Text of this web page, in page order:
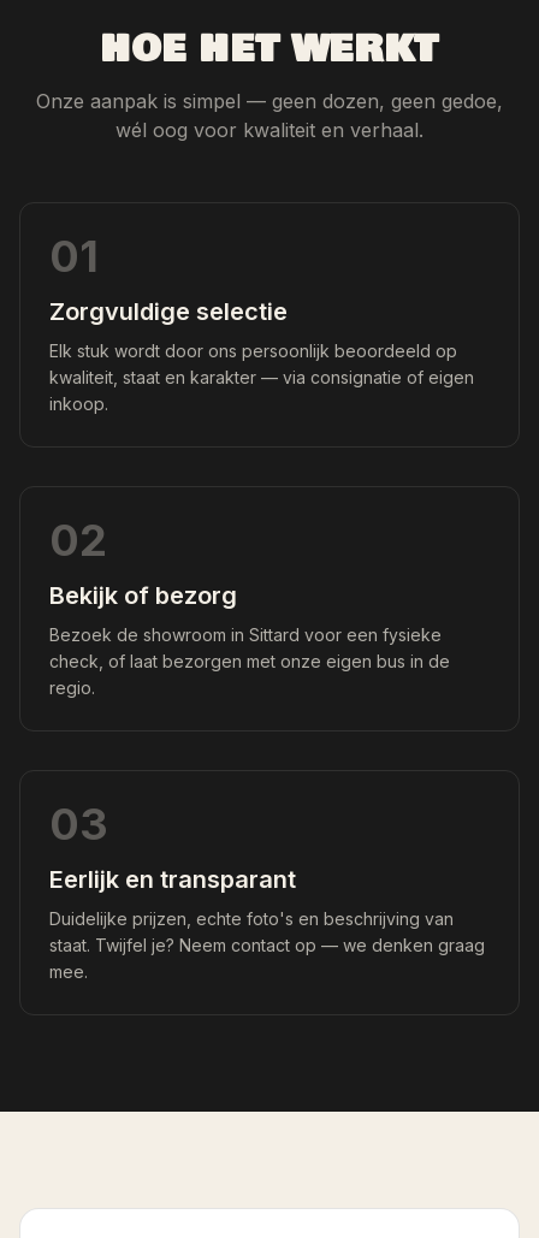
HOE HET WERKT
Onze aanpak is simpel — geen dozen, geen gedoe,
wél oog voor kwaliteit en verhaal.
01
Zorgvuldige selectie
Elk stuk wordt door ons persoonlijk beoordeeld op
kwaliteit, staat en karakter — via consignatie of eigen
inkoop.
02
Bekijk of bezorg
Bezoek de showroom in Sittard voor een fysieke
check, of laat bezorgen met onze eigen bus in de
regio.
03
Eerlijk en transparant
Duidelijke prijzen, echte foto's en beschrijving van
staat. Twijfel je? Neem contact op — we denken graag
mee.